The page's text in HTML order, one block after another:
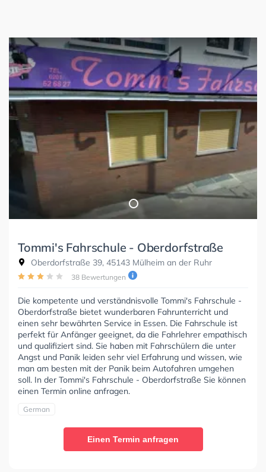
Tommi's Fahrschule - Oberdorfstraße
Oberdorfstraße 39, 45143 Mülheim an der Ruhr
38 Bewertungen
Die kompetente und verständnisvolle Tommi's Fahrschule -
Oberdorfstraße bietet wunderbaren Fahrunterricht und
einen sehr bewährten Service in Essen. Die Fahrschule ist
perfekt für Anfänger geeignet, da die Fahrlehrer empathisch
und qualifiziert sind. Sie haben mit Fahrschülern die unter
Angst und Panik leiden sehr viel Erfahrung und wissen, wie
man am besten mit der Panik beim Autofahren umgehen
soll. In der Tommi's Fahrschule - Oberdorfstraße Sie können
einen Termin online anfragen.
German
Einen Termin anfragen